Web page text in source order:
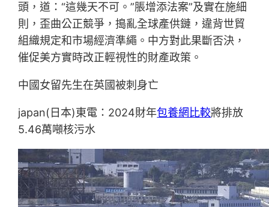
頭，道：“這幾天不可。”脹增添法案”及實在施細
則，歪曲公正競爭，搗亂全球產供鏈，違背世貿
組織規定和市場經濟準繩。中方對此果斷否決，
催促美方實時改正輕視性的財產政策。
中國女留先生在英國被刺身亡
japan(日本)東電：2024財年包養網比較將排放
5.46萬噸核污水